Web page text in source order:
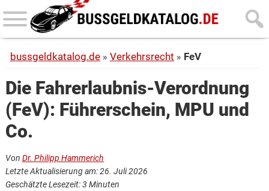
Skip
to
content
Skip
to
sidebar
bussgeldkatalog.de Verkehrsrecht FeV
Die Fahrerlaubnis-Verordnung
(FeV): Führerschein, MPU und
Co.
Von Dr. Philipp Hammerich
Letzte Aktualisierung am: 26. Juli 2026
Geschätzte Lesezeit:3 Minuten